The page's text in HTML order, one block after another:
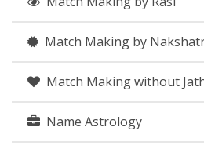
Match Making by
Match Making without
Name Astrology